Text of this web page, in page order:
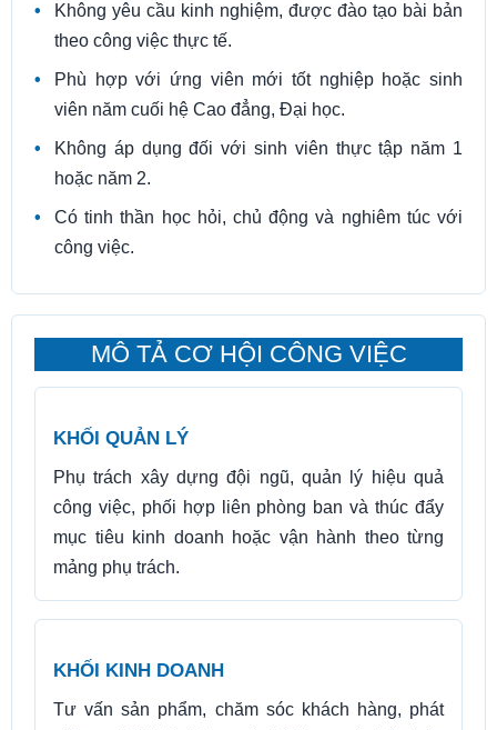
Không yêu cầu kinh nghiệm, được đào tạo bài bản
theo công việc thực tế.
Phù hợp với ứng viên mới tốt nghiệp hoặc sinh
viên năm cuối hệ Cao đẳng, Đại học.
Không áp dụng đối với sinh viên thực tập năm 1
hoặc năm 2.
Có tinh thần học hỏi, chủ động và nghiêm túc với
công việc.
MÔ TẢ CƠ HỘI CÔNG VIỆC
KHỐI QUẢN LÝ
Phụ trách xây dựng đội ngũ, quản lý hiệu quả
công việc, phối hợp liên phòng ban và thúc đẩy
mục tiêu kinh doanh hoặc vận hành theo từng
mảng phụ trách.
KHỐI KINH DOANH
Tư vấn sản phẩm, chăm sóc khách hàng, phát